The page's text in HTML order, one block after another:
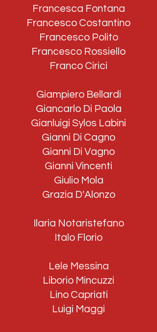
Francesca Fontana
Francesco Costantino
Francesco Polito
Francesco Rossiello
Franco Cirici
Giampiero Bellardi
Giancarlo Di Paola
Gianluigi Sylos Labini
Gianni Di Cagno
Gianni Di Vagno
Gianni Vincenti
Giulio Mola
Grazia D'Alonzo
Ilaria Notaristefano
Italo Florio
Lele Messina
Liborio Mincuzzi
Lino Capriati
Luigi Maggi